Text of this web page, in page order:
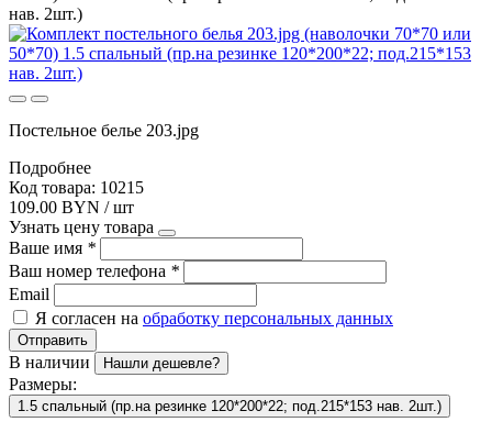
нав. 2шт.)
Постельное белье 203.jpg
Подробнее
Код товара: 10215
109.00 BYN / шт
Узнать цену товара
Ваше имя *
Ваш номер телефона *
Email
Я согласен на обработку персональных данных
Отправить
В наличии Нашли дешевле?
Размеры:
1.5 спальный (пр.на резинке 120*200*22; под.215*153 нав. 2шт.)